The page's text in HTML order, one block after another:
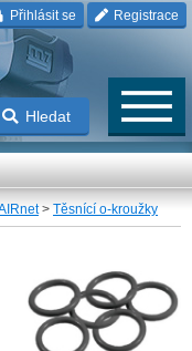
Přihlásit se Registrace
Hledat
> Těsnící o-kroužky